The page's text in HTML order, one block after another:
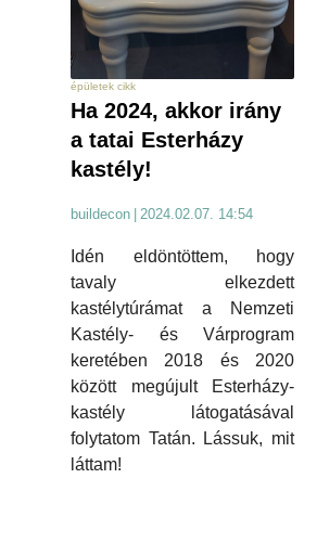
épületek cikk
Ha 2024, akkor irány
a tatai Esterházy
kastély!
buildecon | 2024.02.07. 14:54
Idén eldöntöttem, hogy
tavaly elkezdett
kastélytúrámat a Nemzeti
Kastély- és Várprogram
keretében 2018 és 2020
között megújult Esterházy-
kastély látogatásával
folytatom Tatán. Lássuk, mit
láttam!